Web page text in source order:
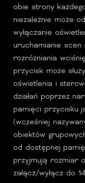
obie strony
niezależnie może
wyłączanie
uruchamianie
rozróżniania
przycisk może
oświetlenia i
działań poprzez
pamięci przycisku
(wcześniej
obiektów
od dostępnej
przyjmują rozmiar
załącz/wyłącz do